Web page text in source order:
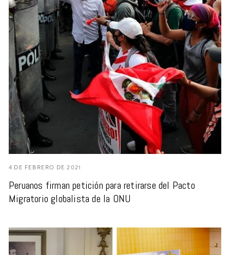
Peruanos firman petición para retirarse del Pacto
Migratorio globalista de la ONU
4 DE FEBRERO DE 2021